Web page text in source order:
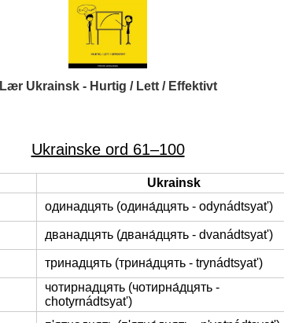
Lær Ukrainsk - Hurtig / Lett / Effektivt
Ukrainske ord 61–100
Ukrainsk
одинадцять (одина́дцять - odynádtsyatʹ)
дванадцять (двана́дцять - dvanádtsyatʹ)
тринадцять (трина́дцять - trynádtsyatʹ)
чотирнадцять (чотирна́дцять -
chotyrnádtsyatʹ)